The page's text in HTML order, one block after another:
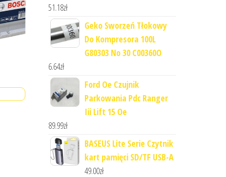
51.18zł
Geko Sworzeń Tłokowy
Do Kompresora 100L
G80303 No 30 C00360O
6.64zł
Ford Oe Czujnik
Parkowania Pdc Ranger
Iii Lift 15 Oe
89.99zł
BASEUS Lite Serie Czytnik
kart pamięci SD/TF USB-A
49.00zł